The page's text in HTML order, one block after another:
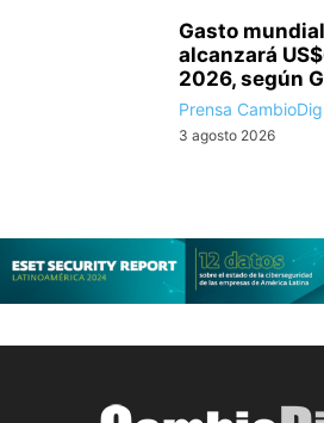
Gasto
alcanzará
2026, según
Prensa
3 agosto 2026